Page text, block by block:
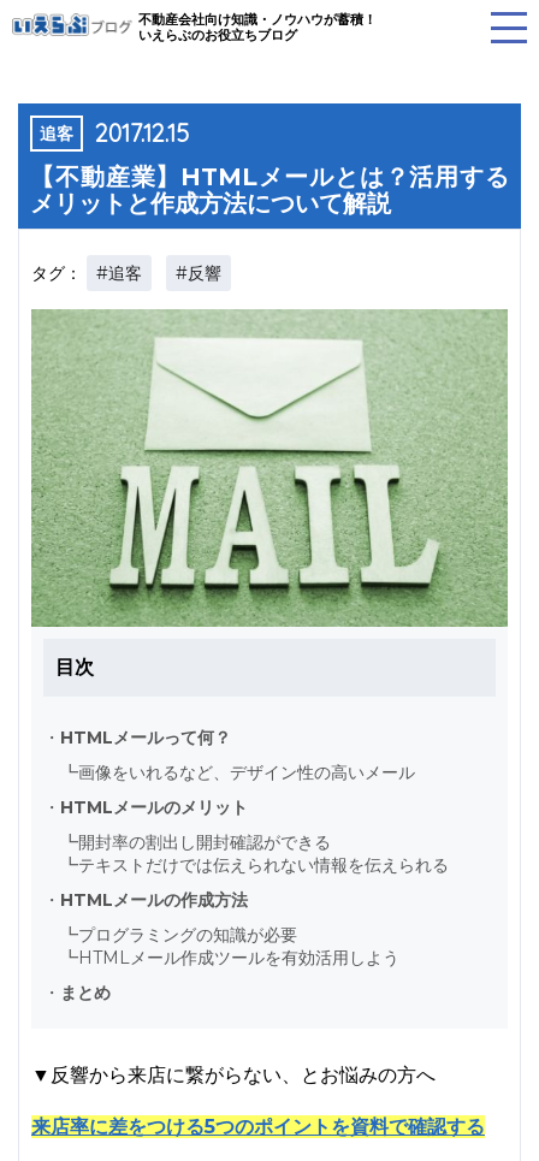
不動産会社向け知識・ノウハウが蓄積！
いえらぶのお役立ちブログ
追客 2017.12.15
【不動産業】HTMLメールとは？活用する
メリットと作成方法について解説
タグ： #追客 #反響
目次
・ HTMLメールって何？
┗画像をいれるなど、デザイン性の高いメール
・ HTMLメールのメリット
┗開封率の割出し開封確認ができる
┗テキストだけでは伝えられない情報を伝えられる
・ HTMLメールの作成方法
┗プログラミングの知識が必要
┗HTMLメール作成ツールを有効活用しよう
・ まとめ
▼反響から来店に繋がらない、とお悩みの方へ
来店率に差をつける5つのポイントを資料で確認する